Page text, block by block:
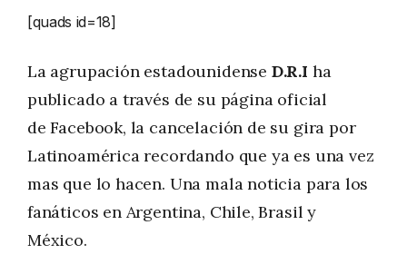
[quads id=18]
La agrupación estadounidense D.R.I ha
publicado a través de su página oficial
de Facebook, la cancelación de su gira por
Latinoamérica recordando que ya es una vez
mas que lo hacen. Una mala noticia para los
fanáticos en Argentina, Chile, Brasil y
México.